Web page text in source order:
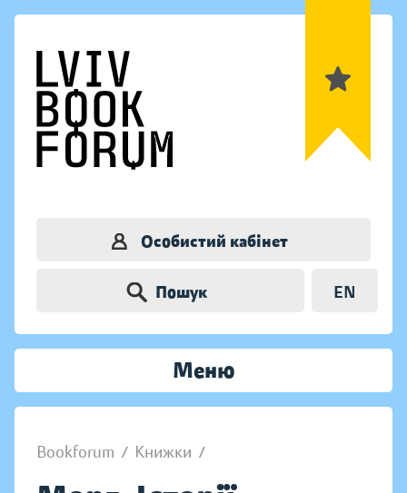
Особистий кабінет
Пошук EN
Меню
Bookforum / Книжки /